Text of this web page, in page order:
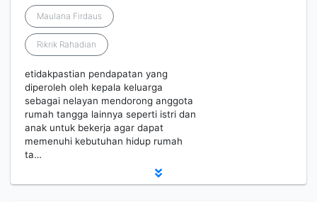
Maulana Firdaus
Rikrik Rahadian
etidakpastian pendapatan yang
diperoleh oleh kepala keluarga
sebagai nelayan mendorong anggota
rumah tangga lainnya seperti istri dan
anak untuk bekerja agar dapat
memenuhi kebutuhan hidup rumah
ta…